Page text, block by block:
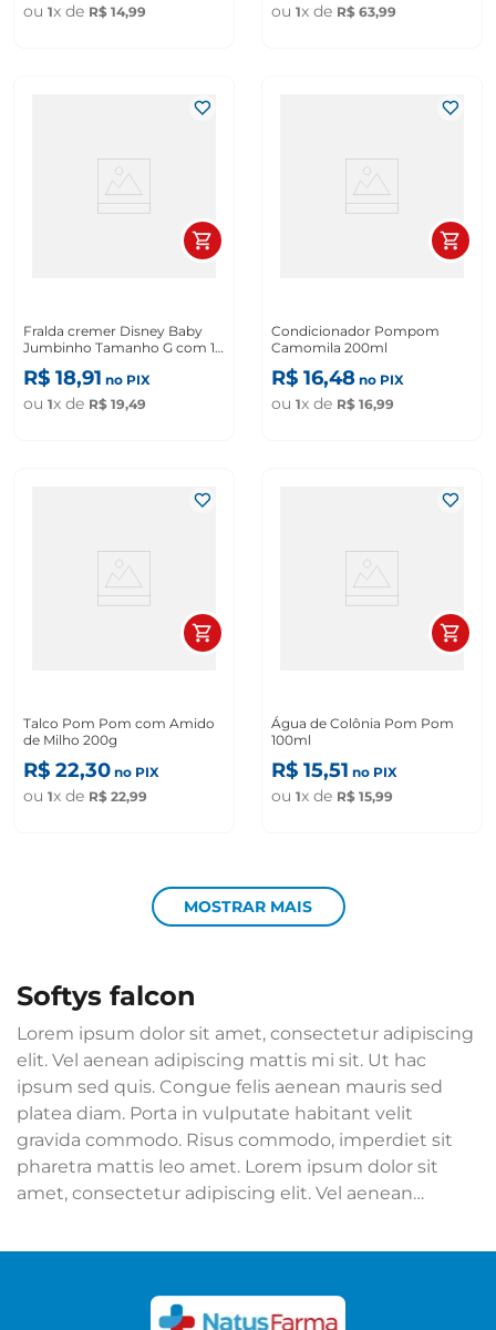
ou 1x de R$ 14,99 ou 1x de R$ 63,99
Fralda cremer Disney Baby
Jumbinho Tamanho G com 16
Unidades
R$ 18,91 no PIX
ou 1x de R$ 19,49
Condicionador Pompom
Camomila 200ml
R$ 16,48 no PIX
ou 1x de R$ 16,99
Talco Pom Pom com Amido
de Milho 200g
R$ 22,30 no PIX
ou 1x de R$ 22,99
Água de Colônia Pom Pom
100ml
R$ 15,51 no PIX
ou 1x de R$ 15,99
MOSTRAR MAIS
softys falcon
Lorem ipsum dolor sit amet, consectetur adipiscing
elit. Vel aenean adipiscing mattis mi sit. Ut hac
ipsum sed quis. Congue felis aenean mauris sed
platea diam. Porta in vulputate habitant velit
gravida commodo. Risus commodo, imperdiet sit
pharetra mattis leo amet. Lorem ipsum dolor sit
amet, consectetur adipiscing elit. Vel aenean
Congue felis aenean mauris sed platea diam. Porta
commodo, imperdiet sit pharetra mattis leo amet.